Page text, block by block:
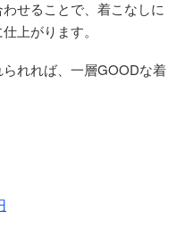
せることで、着こなしに
上がります。
れれば、一層GOODな着